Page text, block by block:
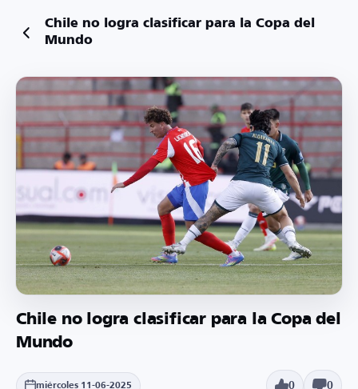
Chile no logra clasificar para la Copa del
Mundo
Chile no logra clasificar para la Copa del
Mundo
miércoles 11-06-2025 0 0